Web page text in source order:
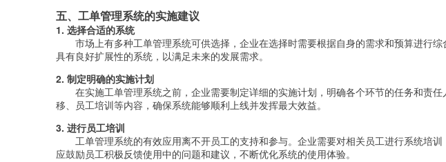
五、工单管理系统的实施建议
1. 选择合适的系统
市场上有多种工单管理系统可供选择，企业在选择时需要根据自身的需求和预算进行综
具有良好扩展性的系统，以满足未来的发展需求。
2. 制定明确的实施计划
在实施工单管理系统之前，企业需要制定详细的实施计划，明确各个环节的任务和责
移、员工培训等内容，确保系统能够顺利上线并发挥最大效益。
3. 进行员工培训
工单管理系统的有效应用离不开员工的支持和参与。企业需要对相关员工进行系统培训
应鼓励员工积极反馈使用中的问题和建议，不断优化系统的使用体验。